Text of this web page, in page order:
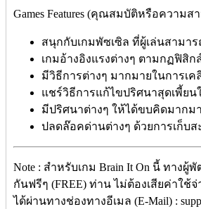
Games Features (คุณสมบัติหรือความส
สนุกกับเกมพัซเซิล ที่ผู้เล่นสามา
เกมอ้างอิงแรงต่างๆ ตามกฏฟิสิก
มีวิธีการต่างๆ มากมายในการเ
แชร์วิธีการแก้ไขปริศนาสุดเพี้ยน
มีปริศนาต่างๆ ให้ได้ขบคิดมากม
ปลดล๊อคด่านต่างๆ ด้วยการเก็บ
Note : สำหรับเกม Brain It On นี้ ทางผู้
กันฟรีๆ (FREE) ท่าน ไม่ต้องเสียค่าใ
ได้ผ่านทางช่องทางอีเมล (E-Mail) :